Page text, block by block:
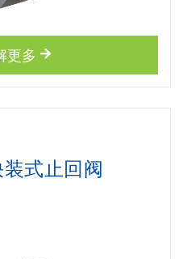
更多
装式止回阀